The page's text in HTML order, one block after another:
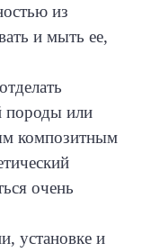
из
и мыть ее,
породы или
композитным
очень
установке и